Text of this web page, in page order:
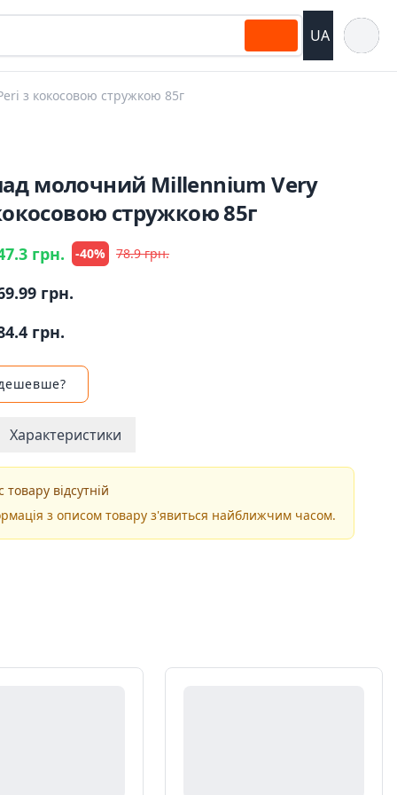
UA
з кокосовою стружкою 85г
молочний Millennium Very
стружкою 85г
грн. -40% 78.9 грн.
грн.
грн.
Характеристики
товару відсутній
з описом товару з'явиться найближчим часом.